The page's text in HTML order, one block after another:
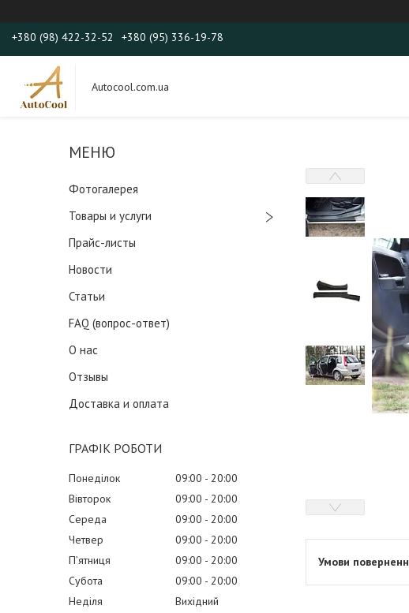
+380 (98) 422-32-52 +380 (95) 336-19-78
Autocool.com.ua
Фотогалерея
Товары и услуги
Прайс-листы
Новости
Статьи
FAQ (вопрос-ответ)
О нас
Отзывы
Доставка и оплата
ГРАФІК РОБОТИ
Понеділок 09:00
20:00
Вівторок
09:00
20:00
Середа
09:00
20:00
Четвер
09:00
20:00
Пʼятниця
09:00
20:00
Субота
09:00
20:00
Неділя
Вихідний